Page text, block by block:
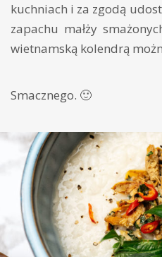
kuchniach i za zgodą
zapachu małży
wietnamską kolendrą
Smacznego. 🙂